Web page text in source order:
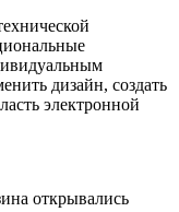
дизайн, создать
электронной
открывались